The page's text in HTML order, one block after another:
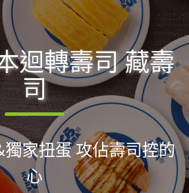
迴轉壽司 藏壽
司
家扭蛋 攻佔壽司控的
心